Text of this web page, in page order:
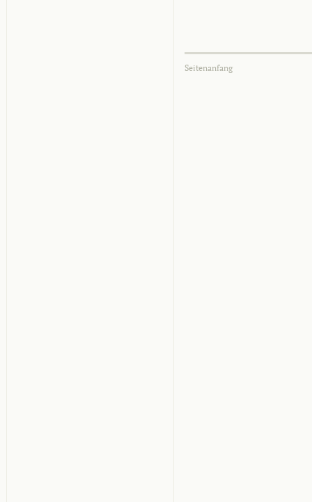
Seitenanfang